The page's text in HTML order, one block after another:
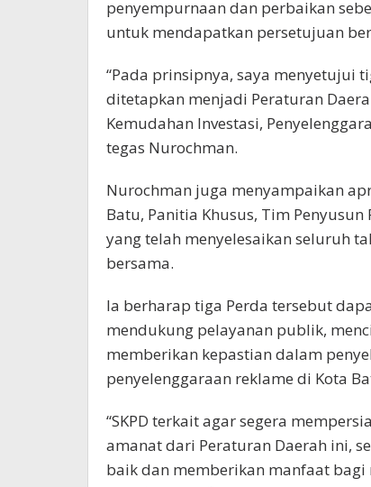
penyempurnaan dan perbaikan
untuk mendapatkan persetujuan
“Pada prinsipnya, saya menyetujui
ditetapkan menjadi Peraturan
Kemudahan Investasi,
tegas Nurochman.
Nurochman juga menyampaikan
Batu, Panitia Khusus, Tim
yang telah menyelesaikan seluruh
bersama.
Ia berharap tiga Perda tersebut
mendukung pelayanan publik,
memberikan kepastian dalam
penyelenggaraan reklame di Kota
“SKPD terkait agar segera
amanat dari Peraturan Daerah ini,
baik dan memberikan manfaat